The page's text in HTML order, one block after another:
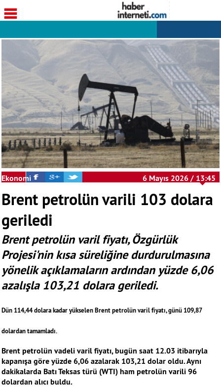
Ekonomi 6 Mayıs 2026 / 13:45
Brent petrolün varili 103 dolara
geriledi
Brent petrolün varil fiyatı, Özgürlük
Projesi'nin kısa süreliğine durdurulmasına
yönelik açıklamaların ardından yüzde 6,06
azalışla 103,21 dolara geriledi.
Dün 114,44 dolara kadar yükselen Brent petrolün varil fiyatı, günü 109,87
dolardan tamamladı.
Brent petrolün vadeli varil fiyatı, bugün saat 12.03 itibarıyla
kapanışa göre yüzde 6,06 azalarak 103,21 dolar oldu. Aynı
dakikalarda Batı Teksas türü (WTI) ham petrolün varili 96
dolardan alıcı buldu.